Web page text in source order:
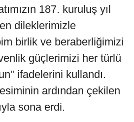
187. kuruluş yıl
dileklerimizle
birlik ve beraberliğimizi
güçlerimizi her türlü
ifadelerini kullandı.
ardından çekilen
sona erdi.